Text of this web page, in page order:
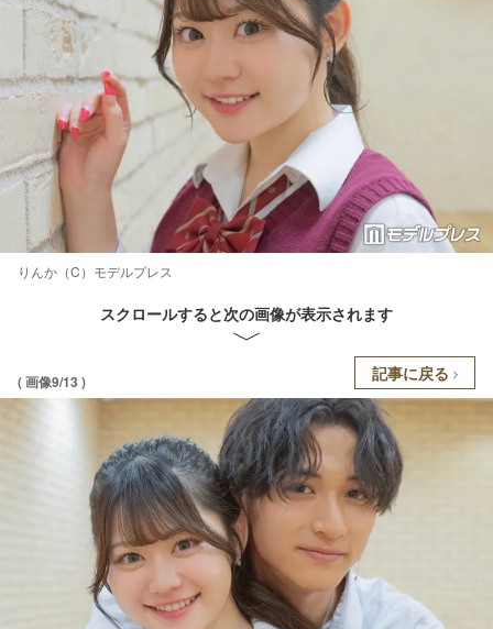
りんか（C）モデルプレス
スクロールすると次の画像が表示されます
( 画像9/13 ) 記事に戻る